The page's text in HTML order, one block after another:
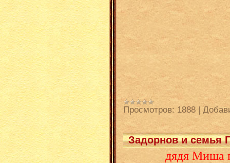
Просмотров: 1888 |
Задорнов и семья
дядя Миша